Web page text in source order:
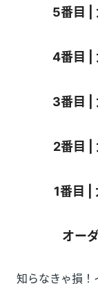
5番目 |
4番目 |
3番目 |
2番目 |
1番目 |
オー
知らなきゃ損！